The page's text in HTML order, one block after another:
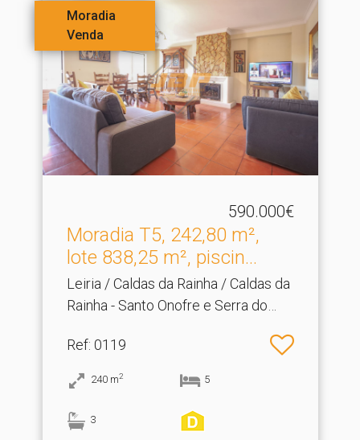
Moradia
Venda
590.000€
Moradia T5, 242,80 m²,
lote 838,25 m², piscin.​..
Leiria / Caldas da Rainha / Caldas da
Rainha - Santo Onofre e Serra do
Ref: 0119
240 m2 5
3